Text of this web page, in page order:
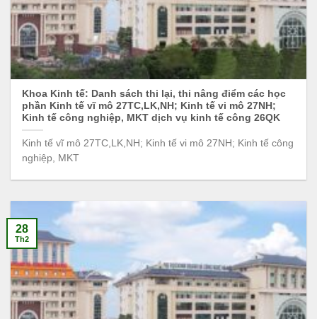
Khoa Kinh tế: Danh sách thi lại, thi nâng điểm các học
phần Kinh tế vĩ mô 27TC,LK,NH; Kinh tế vi mô 27NH;
Kinh tế công nghiệp, MKT dịch vụ kinh tế công 26QK
Kinh tế vĩ mô 27TC,LK,NH; Kinh tế vi mô 27NH; Kinh tế công
nghiệp, MKT
28
Th2